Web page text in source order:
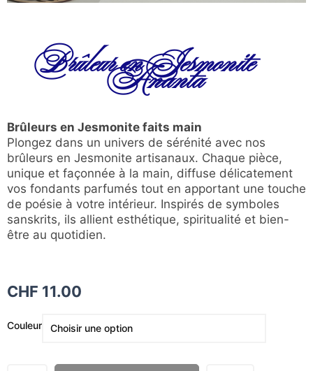
Brûleur en Jesmonite –
Ananta
Brûleurs en Jesmonite faits main
Plongez dans un univers de sérénité avec nos
brûleurs en Jesmonite artisanaux. Chaque pièce,
unique et façonnée à la main, diffuse délicatement
vos fondants parfumés tout en apportant une touche
de poésie à votre intérieur. Inspirés de symboles
sanskrits, ils allient esthétique, spiritualité et bien-
être au quotidien.
CHF 11.00
Couleur
quantité